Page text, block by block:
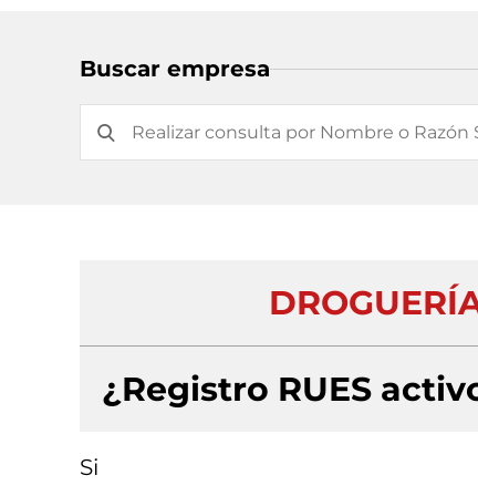
Buscar empresa
¿Registro RUES
Si